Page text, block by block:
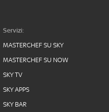
Servizi:
MASTERCHEF SU SKY
MASTERCHEF SU NOW
SKY TV
SKY APPS
SKY BAR